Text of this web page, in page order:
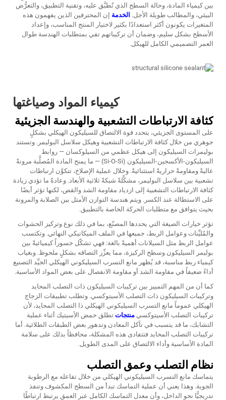
بين كيمياء المادة، وحالة السطح الذي تُطبَّق عليه، وتقنية التطبيق، والتعرُّض
البيئي، والمطالب طويلة الأجل. الخدمة إن المحترفين الذين يفهمون هذه
المتغيرات يكونون أكثر استعدادًا بكثير لاختيار المنتج المناسب، وإعداد
الأسطح بشكل سليم، وضمان أن تركيباتهم تفي بمتطلبات الهندسة طوال
العمر التصميمي الكامل للهيكل.
كيمياء المواد وصياغتها
كثافة الارتباطات التشعبية والهندسة الجزيئية
على المستوى الجزيئي، يتحدد قوة الالتصاق للسيليكون الهيكلي بشكلٍ
جوهري من خلال كثافة الارتباطات التشعبية وهيكل سلاسل البوليمر. وتستند
بوليمرات السيليكون إلى هيكل عظمي من السيلوكسان — روابط
السيليكون-الأكسجين-السيليكون (Si-O-Si) — ما يمنح المادة المُصلَّبة مرونةً
عاليةً ومقاومةً حراريةً استثنائيةً. وخلال عملية الإصلاخ، تتكوَّن ارتباطات
تشعبية بين سلاسل البوليمر، مشكِّلةً شبكةً ثلاثية الأبعاد. وعادةً ما تؤدي زيادة
كثافة الارتباطات التشعبية إلى ازدياد مقاومة الشد والقص، لكنها تؤثر أيضًا
على الاستطالة عند الكسر. ويتم هندسة التوازن الأمثل بين الصلابة والمرونة
بحيث يتوافق مع متطلبات الحركة الخاصة بالتطبيق.
تؤثر خيارات الصيغة التي يحددها المصنّع، بما في ذلك نوع وتركيز الحشوات
والمُليِّنات وعوامل الربط، جميعها في الملف الميكانيكي النهائي. وتكتسب
عوامل الربط مثل السيلانات أهميةً بالغة: فهي تشكّل جسوراً كيميائيةً بين
بوليمر السيليكون وسطح الركيزة، مما يعزِّز التصاقه بشكلٍ ملحوظ. وبغياب
كيمياء ربط مناسبة، قد يُظهر مانع التسرب السيليكوني الهيكلي الجيِّد التصنيع
أداءً ضعيفاً في مقاومة الشد أو مقاومة الانفصال على بعض المواد الأساسية.
كما أن من المهم التمييز بين تركيبات السيليكون ذات التصلب المحايد
وتركيبات السيليكون ذات التصلب الأسيتوكسي. وتطلب تطبيقات الزجاج
الهيكلي عموماً مانع التسرب السيليكوني الهيكلي ذا التصلب المحايد، لأن
تركيبات التصلب الأسيتوكسي منتجات تطلق حمض الأسيتيك أثناء عملية
التشابك، ما قد يتسبب في تآكل المعادن وتدهور بعض الطبقات الطلائية. أما
تركيبات التصلب المحايد فتتفادى هذه المشكلة، محافظاً بذلك على سلامة
المادة الأساسية وأداء الالتصاق على المدى الطويل.
نظام التصلب وعمق التصلب
يتماسك مانع التسرب السيليكوني الهيكلي من خلال تفاعله مع الرطوبة
الجوية. وهذا يعني أن عملية التماسك تبدأ من السطح المكشوف وتنفذ
تدريجيًّا نحو الداخل، وأن معدل التماسك الكامل عبر العمق يرتبط ارتباطًا